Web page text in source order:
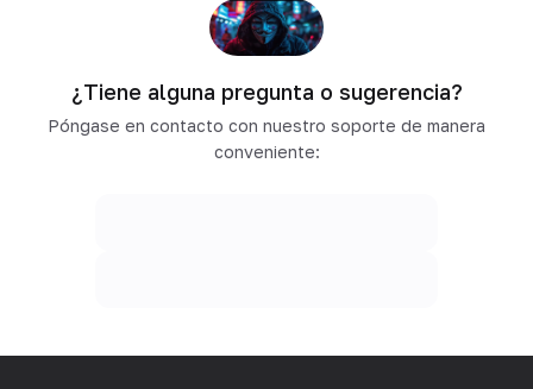
¿Tiene alguna pregunta o sugerencia?
Póngase en contacto con nuestro soporte de manera
conveniente: